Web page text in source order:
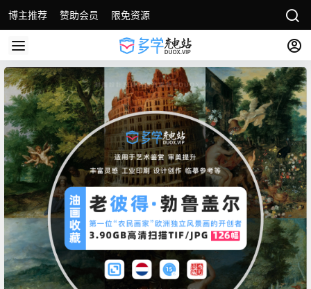
博主推荐 赞助会员 限免资源